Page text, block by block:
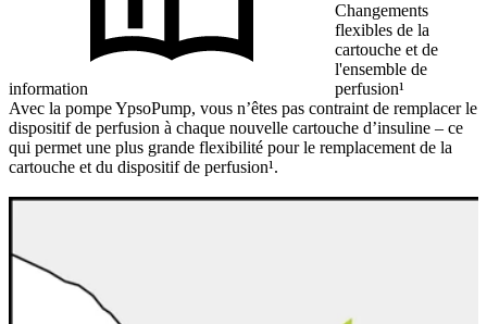
information
Changements
flexibles de la
cartouche et de
l'ensemble de
perfusion¹
Avec la pompe YpsoPump, vous n’êtes pas contraint de remplacer le
dispositif de perfusion à chaque nouvelle cartouche d’insuline – ce
qui permet une plus grande flexibilité pour le remplacement de la
cartouche et du dispositif de perfusion¹.